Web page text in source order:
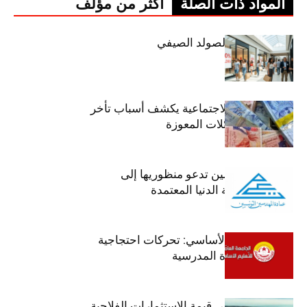
المواد ذات الصلة أكثر من مؤلف
اليوم: إنطلاق الصولد الصيفي
وزير الشؤون الاجتماعية يكشف أسباب تأخر
صرف منح العائلات المعوزة
عمادة المهندسين تدعو منظوريها إلى
احترام التعريفة الدنيا المعتمدة
جامعة التعليم الأساسي: تحركات احتجاجية
تزامنا مع العودة المدرسية